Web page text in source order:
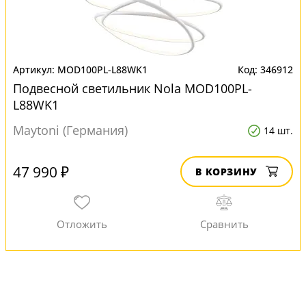
MOD100PL-L88WK1 346912
Подвесной светильник Nola MOD100PL-
L88WK1
Maytoni (Германия)
14 шт.
47 990 ₽ В КОРЗИНУ